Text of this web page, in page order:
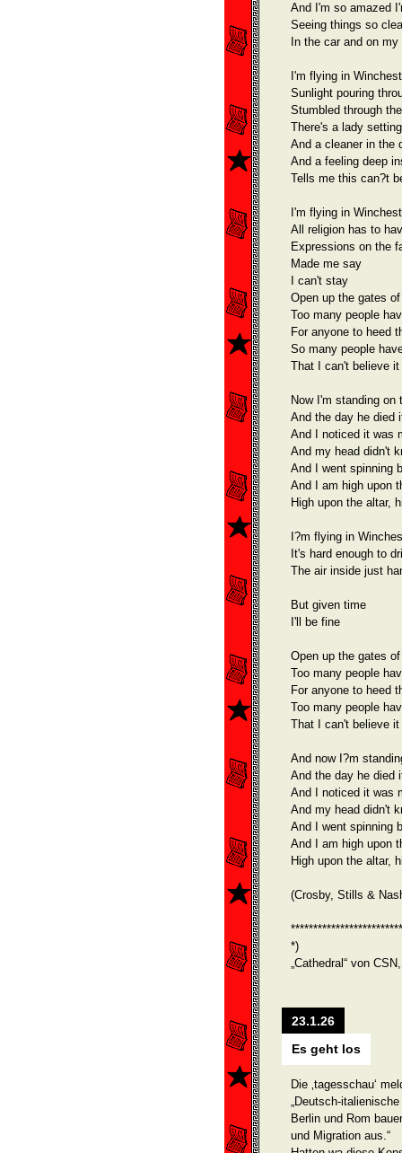
And I'm so amazed
Seeing things so
In the car and on
I'm flying in
Sunlight pouring
Stumbled through
There's a lady
And a cleaner in the
And a feeling deep
Tells me this can?t
I'm flying in
All religion has to
Expressions on the
Made me say
I can't stay
Open up the gates
Too many people
For anyone to heed
So many people
That I can't believe it
Now I'm standing on
And the day he died
And I noticed it was
And my head didn't
And I went spinning
And I am high upon
High upon the altar,
I?m flying in
It's hard enough to
The air inside just
But given time
I'll be fine
Open up the gates
Too many people
For anyone to heed
Too many people
That I can't believe it
And now I?m
And the day he died
And I noticed it was
And my head didn't
And I went spinning
And I am high upon
High upon the altar,
(Crosby, Stills &
*)
„Cathedral“ von
23.1.26
Es geht los
Die ‚tagesschau‘
„Deutsch-
Berlin und Rom
und Migration aus.“